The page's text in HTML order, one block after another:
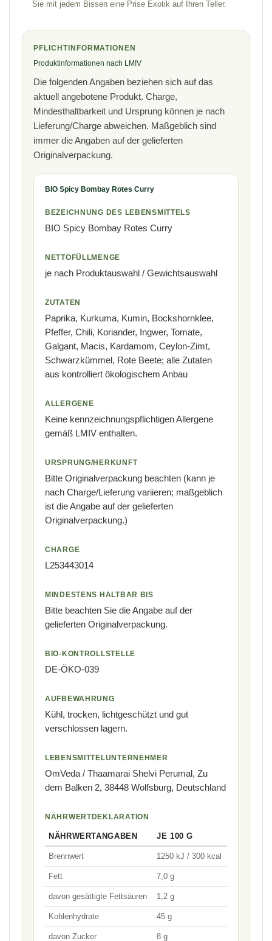
Sie mit jedem Bissen eine Prise Exotik auf Ihren Teller.
PFLICHTINFORMATIONEN
Produktinformationen nach LMIV
Die folgenden Angaben beziehen sich auf das
aktuell angebotene Produkt. Charge,
Mindesthaltbarkeit und Ursprung können je nach
Lieferung/Charge abweichen. Maßgeblich sind
immer die Angaben auf der gelieferten
Originalverpackung.
BIO Spicy Bombay Rotes Curry
BEZEICHNUNG DES LEBENSMITTELS
BIO Spicy Bombay Rotes Curry
NETTOFÜLLMENGE
je nach Produktauswahl / Gewichtsauswahl
ZUTATEN
Paprika, Kurkuma, Kumin, Bockshornklee,
Pfeffer, Chili, Koriander, Ingwer, Tomate,
Galgant, Macis, Kardamom, Ceylon-Zimt,
Schwarzkümmel, Rote Beete; alle Zutaten
aus kontrolliert ökologischem Anbau
ALLERGENE
Keine kennzeichnungspflichtigen Allergene
gemäß LMIV enthalten.
URSPRUNG/HERKUNFT
Bitte Originalverpackung beachten (kann je
nach Charge/Lieferung variieren; maßgeblich
ist die Angabe auf der gelieferten
Originalverpackung.)
CHARGE
L253443014
MINDESTENS HALTBAR BIS
Bitte beachten Sie die Angabe auf der
gelieferten Originalverpackung.
BIO-KONTROLLSTELLE
DE-ÖKO-039
AUFBEWAHRUNG
Kühl, trocken, lichtgeschützt und gut
verschlossen lagern.
LEBENSMITTELUNTERNEHMER
OmVeda / Thaamarai Shelvi Perumal, Zu
dem Balken 2, 38448 Wolfsburg, Deutschland
NÄHRWERTDEKLARATION
NÄHRWERTANGABEN JE 100 G
Brennwert 1250 kJ / 300 kcal
Fett 7,0 g
davon gesättigte Fettsäuren 1,2 g
Kohlenhydrate 45 g
davon Zucker 8 g